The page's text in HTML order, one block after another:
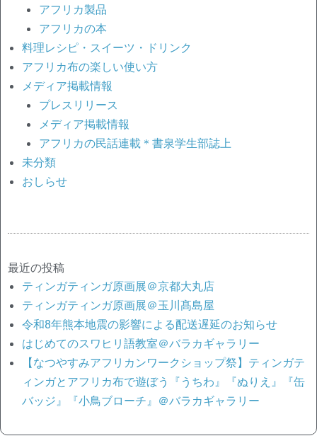
アフリカ製品
アフリカの本
料理レシピ・スイーツ・ドリンク
アフリカ布の楽しい使い方
メディア掲載情報
プレスリリース
メディア掲載情報
アフリカの民話連載＊書泉学生部誌上
未分類
おしらせ
最近の投稿
ティンガティンガ原画展＠京都大丸店
ティンガティンガ原画展＠玉川髙島屋
令和8年熊本地震の影響による配送遅延のお知らせ
はじめてのスワヒリ語教室＠バラカギャラリー
【なつやすみアフリカンワークショップ祭】ティンガテ
ィンガとアフリカ布で遊ぼう『うちわ』『ぬりえ』『缶
バッジ』『小鳥ブローチ』＠バラカギャラリー